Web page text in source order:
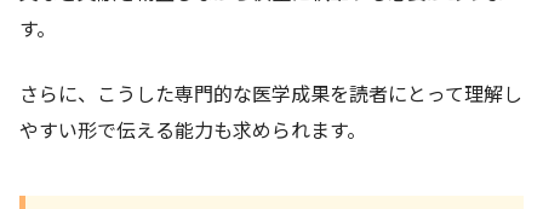
す。
さらに、こうした専門的な医学成果を読者にとって理解し
やすい形で伝える能力も求められます。